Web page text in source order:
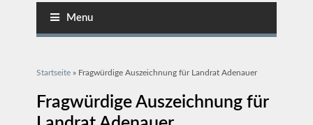
Menu
Sie sind hier
Startseite » Fragwürdige Auszeichnung für Landrat Adenauer
Fragwürdige Auszeichnung für